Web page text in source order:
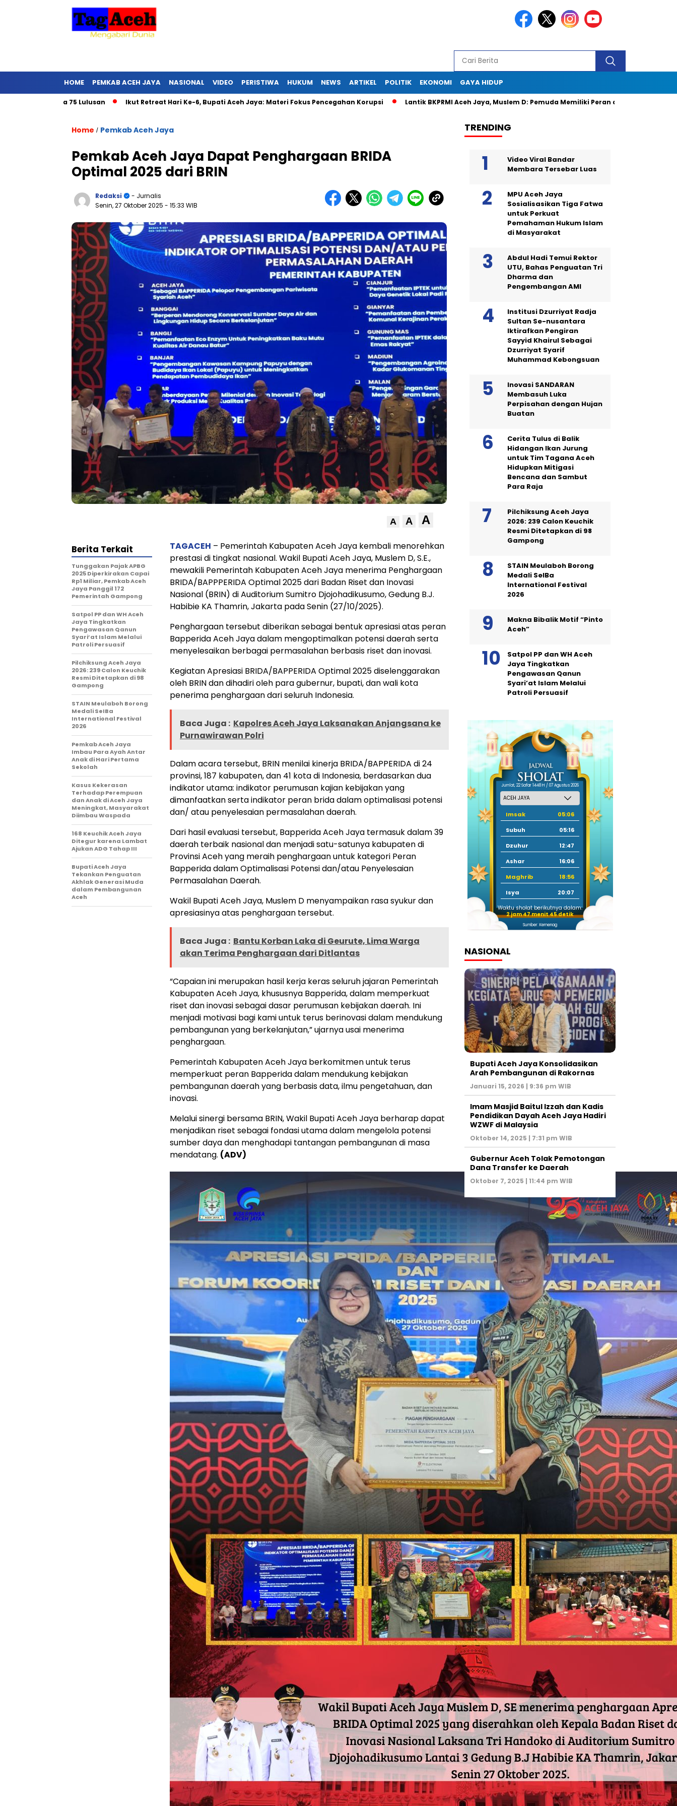
HOME PEMKAB ACEH JAYA NASIONAL VIDEO PERISTIWA HUKUM NEWS ARTIKEL POLITIK EKONOMI GAYA HIDUP
Ikut Retreat Hari Ke-6, Bupati Aceh Jaya: Materi Fokus Pencegahan Korupsi Lantik BKPRMI Aceh Jaya, Muslem D: Pemuda Memiliki Peran dalam Pembangunan Daerah
Home / Pemkab Aceh Jaya
Pemkab Aceh Jaya Dapat Penghargaan BRIDA
Optimal 2025 dari BRIN
Redaksi
- Jurnalis
Senin, 27 Oktober 2025 - 15:33 WIB
A A A
TAGACEH – Pemerintah Kabupaten Aceh Jaya kembali menorehkan
prestasi di tingkat nasional. Wakil Bupati Aceh Jaya, Muslem D, S.E.,
mewakili Pemerintah Kabupaten Aceh Jaya menerima Penghargaan
BRIDA/BAPPPERIDA Optimal 2025 dari Badan Riset dan Inovasi
Nasional (BRIN) di Auditorium Sumitro Djojohadikusumo, Gedung B.J.
Habibie KA Thamrin, Jakarta pada Senin (27/10/2025).
Penghargaan tersebut diberikan sebagai bentuk apresiasi atas peran
Bapperida Aceh Jaya dalam mengoptimalkan potensi daerah serta
menyelesaikan berbagai permasalahan berbasis riset dan inovasi.
Kegiatan Apresiasi BRIDA/BAPPERIDA Optimal 2025 diselenggarakan
oleh BRIN dan dihadiri oleh para gubernur, bupati, dan wali kota
penerima penghargaan dari seluruh Indonesia.
Baca Juga : Kapolres Aceh Jaya Laksanakan Anjangsana ke
Purnawirawan Polri
Dalam acara tersebut, BRIN menilai kinerja BRIDA/BAPPERIDA di 24
provinsi, 187 kabupaten, dan 41 kota di Indonesia, berdasarkan dua
indikator utama: indikator perumusan kajian kebijakan yang
dimanfaatkan serta indikator peran brida dalam optimalisasi potensi
dan/ atau penyelesaian permasalahan daerah.
Dari hasil evaluasi tersebut, Bapperida Aceh Jaya termasuk dalam 39
daerah terbaik nasional dan menjadi satu-satunya kabupaten di
Provinsi Aceh yang meraih penghargaan untuk kategori Peran
Bapperida dalam Optimalisasi Potensi dan/atau Penyelesaian
Permasalahan Daerah.
Wakil Bupati Aceh Jaya, Muslem D menyampaikan rasa syukur dan
apresiasinya atas penghargaan tersebut.
Baca Juga : Bantu Korban Laka di Geurute, Lima Warga
akan Terima Penghargaan dari Ditlantas
“Capaian ini merupakan hasil kerja keras seluruh jajaran Pemerintah
Kabupaten Aceh Jaya, khususnya Bapperida, dalam memperkuat
riset dan inovasi sebagai dasar perumusan kebijakan daerah. Ini
menjadi motivasi bagi kami untuk terus berinovasi dalam mendukung
pembangunan yang berkelanjutan,” ujarnya usai menerima
penghargaan.
Pemerintah Kabupaten Aceh Jaya berkomitmen untuk terus
memperkuat peran Bapperida dalam mendukung kebijakan
pembangunan daerah yang berbasis data, ilmu pengetahuan, dan
inovasi.
Melalui sinergi bersama BRIN, Wakil Bupati Aceh Jaya berharap dapat
menjadikan riset sebagai fondasi utama dalam mengelola potensi
sumber daya dan menghadapi tantangan pembangunan di masa
mendatang. (ADV)
Berita Terkait
Tunggakan Pajak APBG
2025 Diperkirakan Capai
Rp1 Miliar, Pemkab Aceh
Jaya Panggil 172
Pemerintah Gampong
Satpol PP dan WH Aceh
Jaya Tingkatkan
Pengawasan Qanun
Syari’at Islam Melalui
Patroli Persuasif
Pilchiksung Aceh Jaya
2026: 239 Calon Keuchik
Resmi Ditetapkan di 98
Gampong
STAIN Meulaboh Borong
Medali SeIBa
International Festival
2026
Pemkab Aceh Jaya
Imbau Para Ayah Antar
Anak di Hari Pertama
Sekolah
Kasus Kekerasan
Terhadap Perempuan
dan Anak di Aceh Jaya
Meningkat, Masyarakat
Diimbau Waspada
168 Keuchik Aceh Jaya
Ditegur karena Lambat
Ajukan ADG Tahap III
Bupati Aceh Jaya
Tekankan Penguatan
Akhlak Generasi Muda
dalam Pembangunan
Aceh
TRENDING
Video Viral Bandar
Membara Tersebar Luas
MPU Aceh Jaya
Sosialisasikan Tiga Fatwa
untuk Perkuat
Pemahaman Hukum Islam
di Masyarakat
Abdul Hadi Temui Rektor
UTU, Bahas Penguatan Tri
Dharma dan
Pengembangan AMI
Institusi Dzurriyat Radja
Sultan Se-nusantara
Iktirafkan Pengiran
Sayyid Khairul Sebagai
Dzurriyat Syarif
Muhammad Kebongsuan
Inovasi SANDARAN
Membasuh Luka
Perpisahan dengan Hujan
Buatan
Cerita Tulus di Balik
Hidangan Ikan Jurung
untuk Tim Tagana Aceh
Hidupkan Mitigasi
Bencana dan Sambut
Para Raja
Pilchiksung Aceh Jaya
2026: 239 Calon Keuchik
Resmi Ditetapkan di 98
Gampong
STAIN Meulaboh Borong
Medali SeIBa
International Festival
2026
Makna Bibalik Motif “Pinto
Aceh”
Satpol PP dan WH Aceh
Jaya Tingkatkan
Pengawasan Qanun
Syari’at Islam Melalui
Patroli Persuasif
Jum'at, 22 Safar 1448 H / 07 Agustus 2026
Imsak
05:06
Subuh
05:16
Dzuhur
12:47
Ashar
16:06
Maghrib
18:56
Isya
20:07
Waktu sholat berikutnya dalam:
2 jam 47 menit 43 detik
Sumber: Kemenag
NASIONAL
Bupati Aceh Jaya Konsolidasikan
Arah Pembangunan di Rakornas
Januari 15, 2026 | 9:36 pm WIB
Imam Masjid Baitul Izzah dan Kadis
Pendidikan Dayah Aceh Jaya Hadiri
WZWF di Malaysia
Oktober 14, 2025 | 7:31 pm WIB
Gubernur Aceh Tolak Pemotongan
Dana Transfer ke Daerah
Oktober 7, 2025 | 11:44 pm WIB